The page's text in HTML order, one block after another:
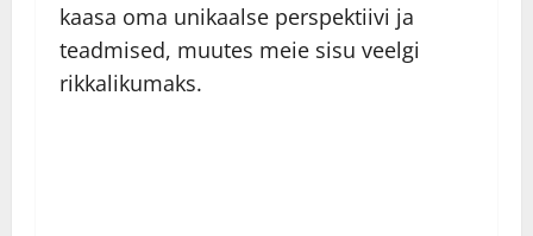
kaasa oma unikaalse perspektiivi ja
teadmised, muutes meie sisu veelgi
rikkalikumaks.